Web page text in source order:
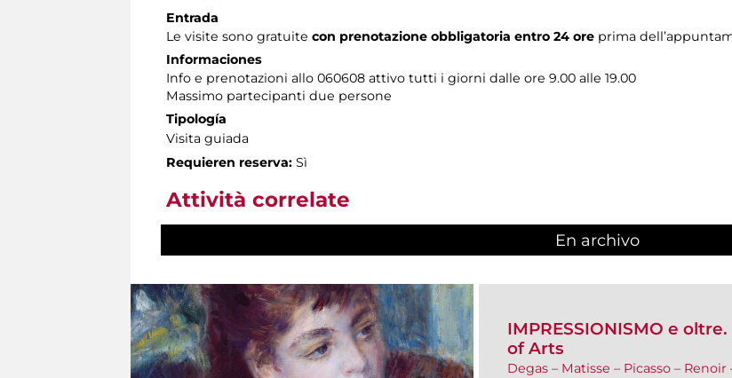
Entrada
Le visite sono gratuite con prenotazione obbligatoria entro 24 ore prima
Informaciones
Info e prenotazioni allo 060608 attivo tutti i giorni dalle ore 9.00 alle 19.00
Massimo partecipanti due persone
Tipología
Visita guiada
Requieren reserva: Sì
Attività correlate
En archivo
IMPRESSIONISMO e
of Arts
Degas – Matisse – Picasso – Renoir